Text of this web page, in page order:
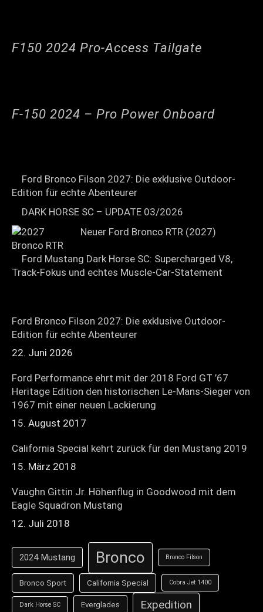
F150 2024 Pro-Access Tailgate
F-150 2024 – Pro Power Onboard
Ford Bronco Filson 2027: Die exklusive Outdoor-
Edition für echte Abenteurer
DARK HORSE SC – UPDATE 03/2026
Neuer Ford Bronco RTR (2027)
Ford Mustang Dark Horse SC: Supercharged V8,
Track-Fokus und echtes Muscle-Car-Statement
Ford Bronco Filson 2027: Die exklusive Outdoor-
Edition für echte Abenteurer
22. Juni 2026
Ford Performance ehrt mit der 2018 Ford GT ’67
Heritage Edition den historischen Le-Mans-Sieger von
1967 mit einer neuen Lackierung
15. August 2017
California Special kehrt zurück für den Mustang 2019
15. März 2018
Vaughn Gittin Jr. Höhenflug in Goodwood mit dem
Eagle Squadron Mustang
12. Juli 2018
2024 Mustang Bronco Bronco Filson
Bronco Sport California Special Cobra Jet 1400
Dark Horse SC Everglades Expedition